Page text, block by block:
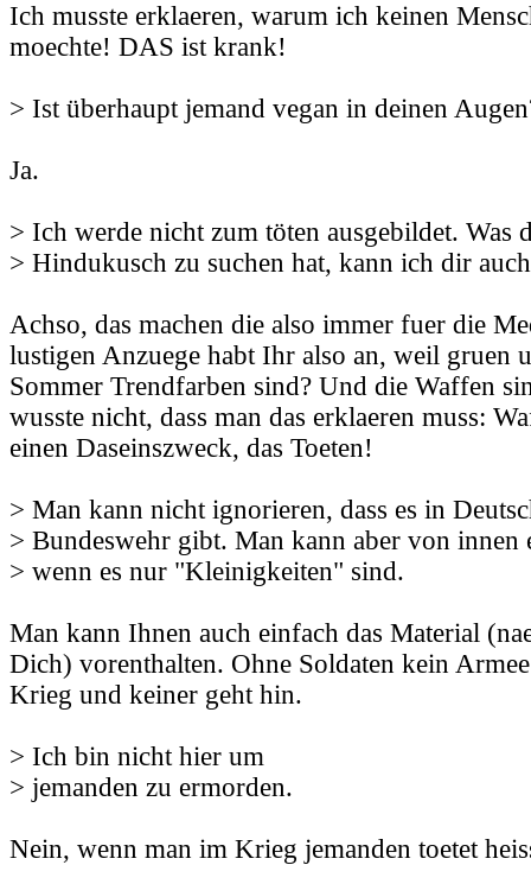
Ich musste erklaeren, warum ich keinen
moechte! DAS ist krank!
> Ist überhaupt jemand vegan in deinen
Ja.
> Ich werde nicht zum töten ausgebildet. Was
> Hindukusch zu suchen hat, kann ich dir
Achso, das machen die also immer fuer die
lustigen Anzuege habt Ihr also an, weil gruen
Sommer Trendfarben sind? Und die Waffen
wusste nicht, dass man das erklaeren muss:
einen Daseinszweck, das Toeten!
> Man kann nicht ignorieren, dass es in
> Bundeswehr gibt. Man kann aber von innen
> wenn es nur "Kleinigkeiten" sind.
Man kann Ihnen auch einfach das Material
Dich) vorenthalten. Ohne Soldaten kein
Krieg und keiner geht hin.
> Ich bin nicht hier um
> jemanden zu ermorden.
Nein, wenn man im Krieg jemanden toetet